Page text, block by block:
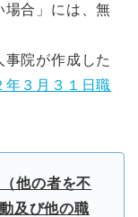
場合」には、無
院が作成した
年３月３１日職
他の者を不
及び他の職